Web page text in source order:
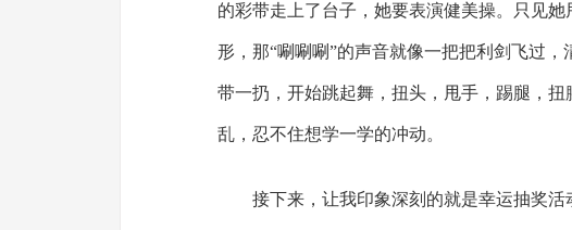
的彩带走上了台子，她要表演健美操。只见
形，那“唰唰唰”的声音就像一把把利剑飞过
带一扔，开始跳起舞，扭头，甩手，踢腿，
乱，忍不住想学一学的冲动。
接下来，让我印象深刻的就是幸运抽奖